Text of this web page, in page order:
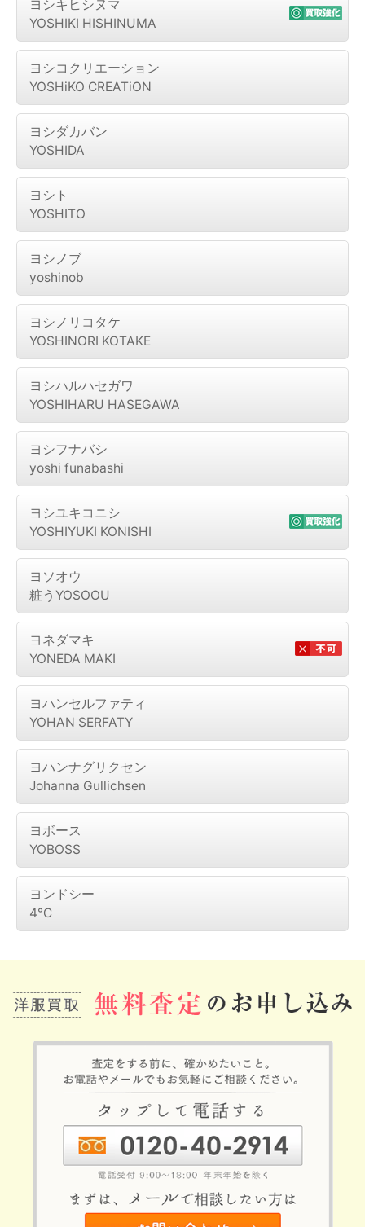
ヨシキヒシヌマ
YOSHIKI HISHINUMA
ヨシコクリエーション
YOSHiKO CREATiON
ヨシダカバン
YOSHIDA
ヨシト
YOSHITO
ヨシノブ
yoshinob
ヨシノリコタケ
YOSHINORI KOTAKE
ヨシハルハセガワ
YOSHIHARU HASEGAWA
ヨシフナバシ
yoshi funabashi
ヨシユキコニシ
YOSHIYUKI KONISHI
ヨソオウ
粧うYOSOOU
ヨネダマキ
YONEDA MAKI
ヨハンセルファティ
YOHAN SERFATY
ヨハンナグリクセン
Johanna Gullichsen
ヨボース
YOBOSS
ヨンドシー
4℃